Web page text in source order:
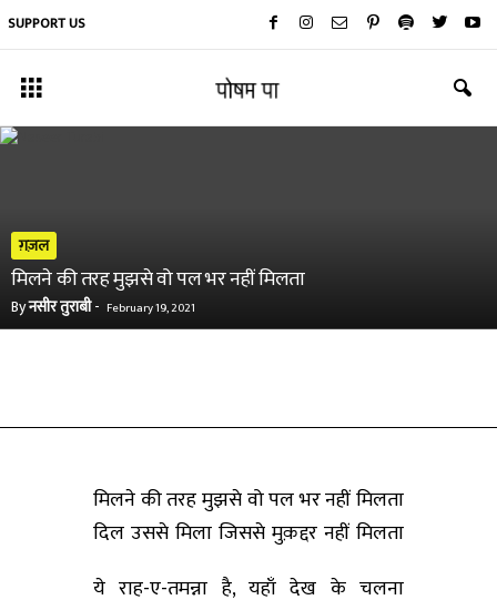
SUPPORT US
ग़ज़ल
मिलने की तरह मुझसे वो पल भर नहीं मिलता
Byनसीर तुराबी- February 19, 2021
मिलने की तरह मुझसे वो पल भर नहीं मिलता
दिल उससे मिला जिससे मुक़द्दर नहीं मिलता
ये राह-ए-तमन्ना है, यहाँ देख के चलना